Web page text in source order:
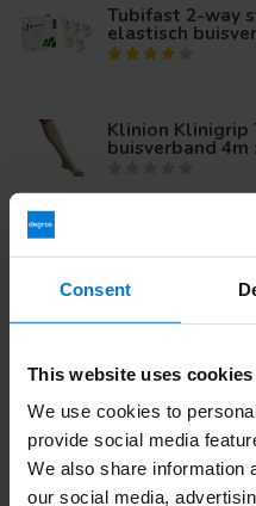
Consent
This website uses cookies
We use cookies to
provide social media
We also share information
our social media,
Tubifast 2-way
elastisch
Klinion Klinigrip
buisverband 4m
compressief
Heb je vragen over dit
Of heb je hulp nodig bij je
mail met onze